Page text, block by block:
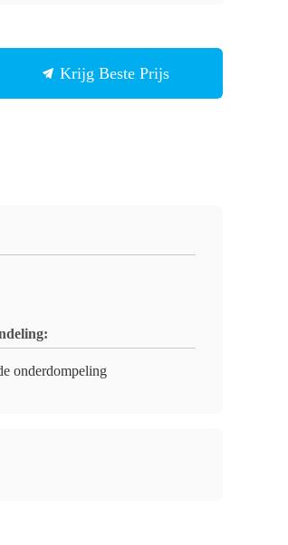
Krijg Beste Prijs
onderdompeling